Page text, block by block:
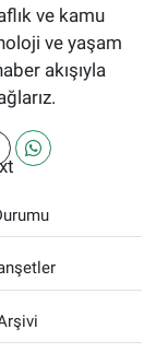
ve kamu
ve yaşam
akışıyla